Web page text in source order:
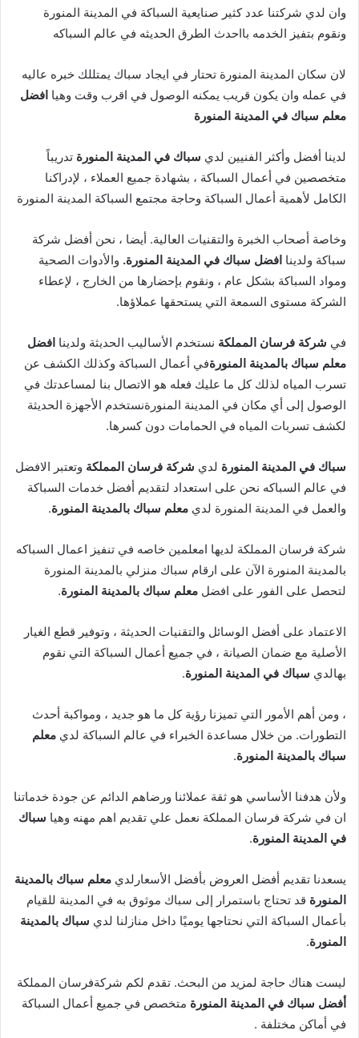
وان لدي شركتنا عدد كثير صنايعية السباكة في المدينة المنورة
ونقوم بتفيز الخدمه بااحدث الطرق الحديثه في عالم السباكه
لان سكان المدينة المنورة تحتار في ايجاد سباك يمتللك خبره عاليه
في عمله وان يكون قريب يمكنه الوصول في اقرب وقت وهيا افضل
معلم سباك في المدينة المنورة
لدينا أفضل وأكثر الفنيين لدي سباك في المدينة المنورة تدريباً
متخصصين في أعمال السباكة ، بشهادة جميع العملاء ، لإدراكنا
الكامل لأهمية أعمال السباكة وحاجة مجتمع السباكة المدينة المنورة
وخاصة أصحاب الخبرة والتقنيات العالية. أيضا ، نحن أفضل شركة
سباكة ولدينا افضل سباك في المدينة المنورة. والأدوات الصحية
ومواد السباكة بشكل عام ، ونقوم بإحضارها من الخارج ، لإعطاء
الشركة مستوى السمعة التي يستحقها عملاؤها.
في شركة فرسان المملكة نستخدم الأساليب الحديثة ولدينا افضل
معلم سباك بالمدينة المنورةفي أعمال السباكة وكذلك الكشف عن
تسرب المياه لذلك كل ما عليك فعله هو الاتصال بنا لمساعدتك في
الوصول إلى أي مكان في المدينة المنورةنستخدم الأجهزة الحديثة
لكشف تسربات المياه في الحمامات دون كسرها.
سباك في المدينة المنورة لدي شركة فرسان المملكة وتعتبر الافضل
في عالم السباكه نحن على استعداد لتقديم أفضل خدمات السباكة
والعمل في المدينة المنورة لدي معلم سباك بالمدينة المنورة.
شركة فرسان المملكة لديها امعلمين خاصه في تنفيز اعمال السباكه
بالمدينة المنورة الآن على ارقام سباك منزلي بالمدينة المنورة
لتحصل على الفور على افضل معلم سباك بالمدينة المنورة.
الاعتماد على أفضل الوسائل والتقنيات الحديثة ، وتوفير قطع الغيار
الأصلية مع ضمان الصيانة ، في جميع أعمال السباكة التي نقوم
بهالدي سباك في المدينة المنورة.
، ومن أهم الأمور التي تميزنا رؤية كل ما هو جديد ، ومواكبة أحدث
التطورات. من خلال مساعدة الخبراء في عالم السباكة لدي معلم
سباك بالمدينة المنورة.
ولأن هدفنا الأساسي هو ثقة عملائنا ورضاهم الدائم عن جودة خدماتنا
ان في شركة فرسان المملكة نعمل علي تقديم اهم مهنه وهيا سباك
في المدينة المنورة.
يسعدنا تقديم أفضل العروض بأفضل الأسعارلدي معلم سباك بالمدينة
المنورة قد تحتاج باستمرار إلى سباك موثوق به في المدينة للقيام
بأعمال السباكة التي نحتاجها يوميًا داخل منازلنا لدي سباك بالمدينة
المنورة.
ليست هناك حاجة لمزيد من البحث. تقدم لكم شركةفرسان المملكة
أفضل سباك في المدينة المنورة متخصص في جميع أعمال السباكة
في أماكن مختلفة .